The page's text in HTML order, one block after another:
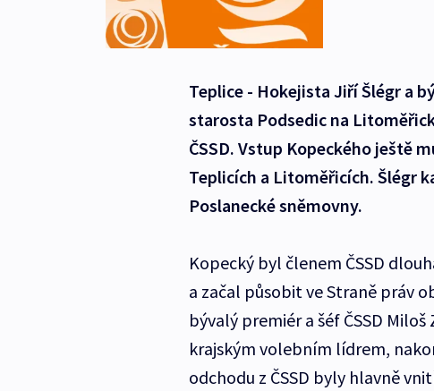
Teplice - Hokejista Jiří Šlégr a
starosta Podsedic na
ČSSD. Vstup Kopeckého ještě
Teplicích a Litoměřicích. Šlégr
Poslanecké sněmovny.
Kopecký byl členem ČSSD
a začal působit ve Straně práv
bývalý premiér a šéf ČSSD
krajským volebním lídrem,
odchodu z ČSSD byly hlavně